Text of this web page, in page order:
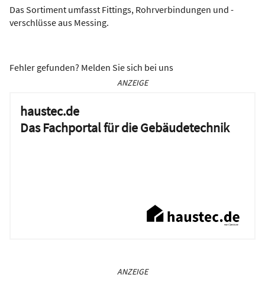
Das Sortiment umfasst Fittings, Rohrverbindungen und -
verschlüsse aus Messing.
Fehler gefunden? Melden Sie sich bei uns
ANZEIGE
haustec.de
Das Fachportal für die Gebäudetechnik
ANZEIGE